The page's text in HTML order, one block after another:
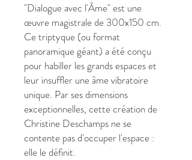
"Dialogue avec l'Âme" est une
œuvre magistrale de 300x150 cm.
Ce triptyque (ou format
panoramique géant) a été conçu
pour habiller les grands espaces et
leur insuffler une âme vibratoire
unique. Par ses dimensions
exceptionnelles, cette création de
Christine Deschamps ne se
contente pas d'occuper l'espace :
elle le définit.